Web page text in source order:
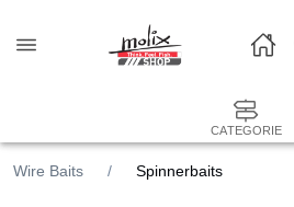
CATEGORIE
Wire Baits Spinnerbaits